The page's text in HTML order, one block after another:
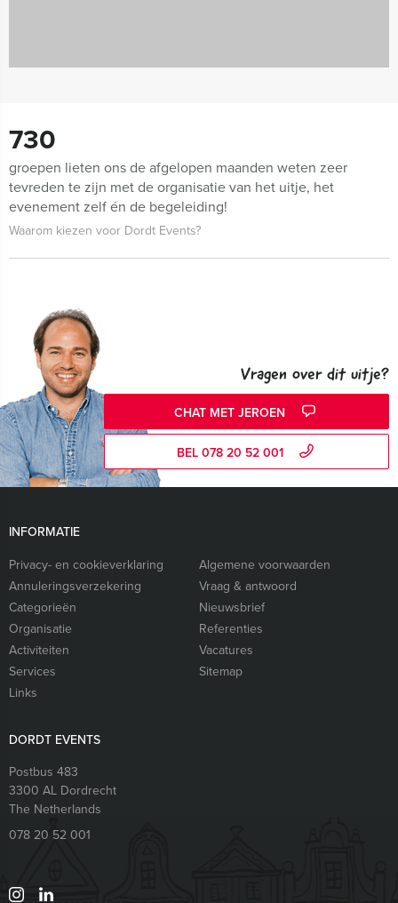
730
groepen lieten ons de afgelopen maanden weten zeer
tevreden te zijn met de organisatie van het uitje, het
evenement zelf én de begeleiding!
Waarom kiezen voor Dordt Events?
Vragen over dit uitje?
CHAT MET JEROEN
BEL 078 20 52 001
INFORMATIE
Privacy- en cookieverklaring
Algemene voorwaarden
Annuleringsverzekering
Vraag & antwoord
Categorieën
Nieuwsbrief
Organisatie
Referenties
Activiteiten
Vacatures
Services
Sitemap
Links
DORDT EVENTS
Postbus 483
3300 AL Dordrecht
The Netherlands
078 20 52 001